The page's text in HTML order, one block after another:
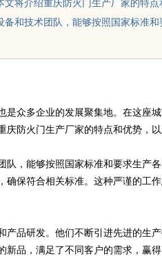
将介绍重庆防火门生产厂家的特
和技术团队，能够按照国家标准
众多企业的发展聚集地。在这座
防火门生产厂家的特点和优势，
，能够按照国家标准和要求生产
保符合相关标准。这种严谨的工
品研发。他们不断引进先进的生
品，满足了不同客户的需求，赢得